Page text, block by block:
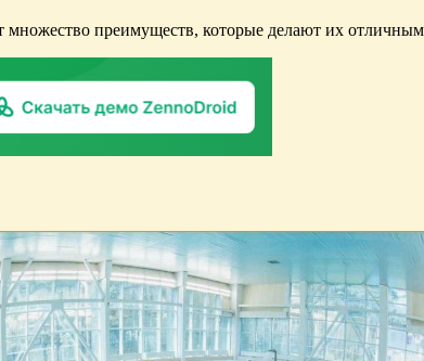
множество преимуществ, которые делают их